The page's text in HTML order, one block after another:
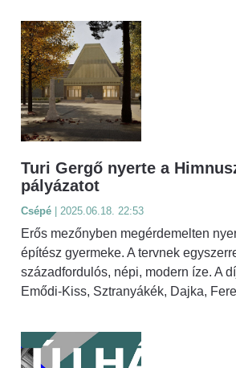
Turi Gergő nyerte a
pályázatot
Csépé | 2025.06.18. 22:53
Erős mezőnyben megérdemelten
építész gyermeke. A tervnek
századfordulós, népi, modern íze. A
Emődi-Kiss, Sztranyákék, Dajka,